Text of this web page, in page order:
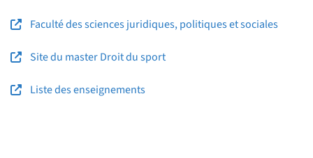
Faculté des sciences juridiques, politiques et sociales
Site du master Droit du sport
Liste des enseignements